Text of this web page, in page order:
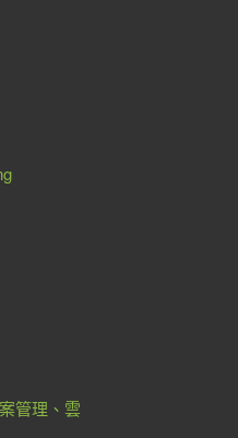
管理、雲